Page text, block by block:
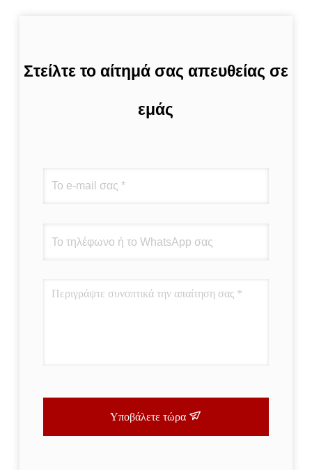
Στείλτε το αίτημά σας απευθείας σε
εμάς
Υποβάλετε τώρα